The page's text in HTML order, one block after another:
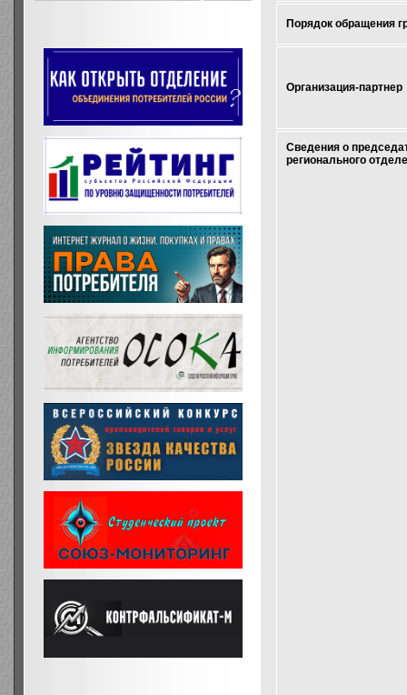
Порядок обращения
Организация-партнер
Сведения о
регионального